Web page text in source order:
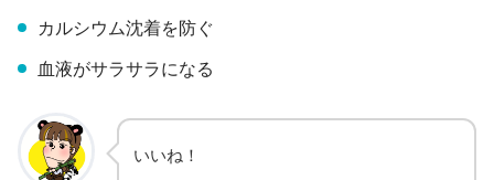
カルシウム沈着を防ぐ
血液がサラサラになる
いいね！